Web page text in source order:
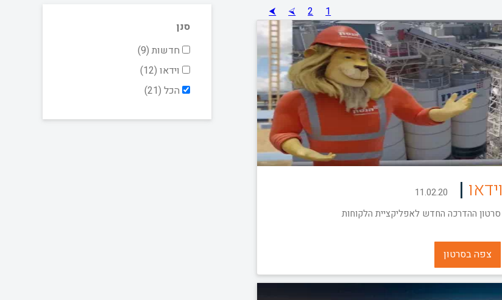
1
2
⮘
⮜
וידאו |
11.02.20
סרטון ההדרכה החדש לאפליקציית הלקוחות
צפה בסרטון
סנן
חדשות (9)
וידאו (12)
הכל (21)